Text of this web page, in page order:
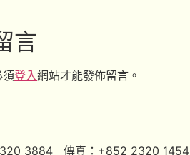
言
須登入網站才能發佈留言。
3884 傳真：+852 2320 1454